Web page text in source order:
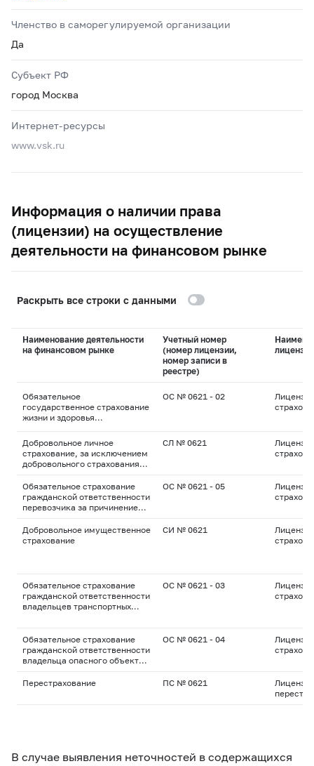
Членство в саморегулируемой организации
Да
Субъект РФ
город Москва
Интернет-ресурсы
www.vsk.ru
Информация о наличии права
(лицензии) на осуществление
деятельности на финансовом рынке
Раскрыть все строки с данными
Наименование деятельности
на финансовом рынке
Учетный номер
(номер лицензии,
номер записи в
реестре)
лицензии
Обязательное
государственное страхование
жизни и здоровья
призванных на военные сборы,
лиц рядового и
начальствующего состава
органов внутренних дел
государственной
противопожарной службы,
сотрудников учреждений и
исполнительной системы,
сотрудников войск
принудительного исполнения
Российской Федерации
ОС № 0621 - 02
Добровольное личное
страхование, за исключением
добровольного страхования
СЛ № 0621
Обязательное страхование
гражданской ответственности
перевозчика за причинение
имуществу пассажиров
ОС № 0621 - 05
Добровольное имущественное
страхование
СИ № 0621
Обязательное страхование
гражданской ответственности
владельцев транспортных
ОС № 0621 - 03
Обязательное страхование
гражданской ответственности
владельца опасного объекта
результате аварии на опасном
ОС № 0621 - 04
Перестрахование ПС № 0621
В случае выявления неточностей в содержащихся